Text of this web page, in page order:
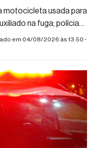
motocicleta usada para
na fuga; polícia
em 04/08/2026 às 13:50 -